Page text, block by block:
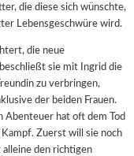
die diese sich wünschte,
Lebensgeschwüre wird.
die neue
sie mit Ingrid die
zu verbringen,
der beiden Frauen.
Abenteuer hat oft dem Tod
Zuerst will sie noch
alleine den richtigen